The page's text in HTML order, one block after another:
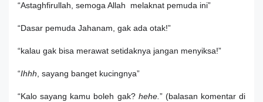
“Astaghfirullah, semoga Allah melaknat pemuda ini”
“Dasar pemuda Jahanam, gak ada otak!”
“kalau gak bisa merawat setidaknya jangan menyiksa!”
“Ihhh , sayang banget kucingnya”
“Kalo sayang kamu boleh gak?hehe. ” (balasan komentar di